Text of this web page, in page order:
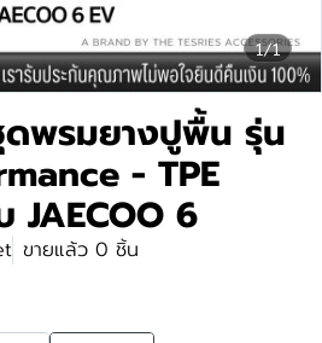
1/1
พรมยางปูพื้น รุ่น
- TPE
JAECOO 6
ขายแล้ว 0 ชิ้น